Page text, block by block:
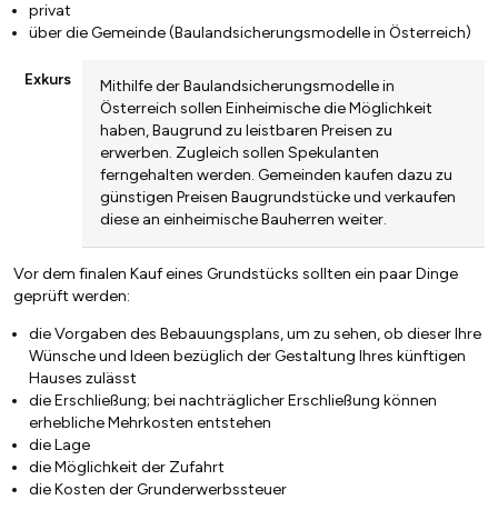
privat
über die Gemeinde (Baulandsicherungsmodelle in Österreich)
Exkurs
Mithilfe der Baulandsicherungsmodelle in
Österreich sollen Einheimische die Möglichkeit
haben, Baugrund zu leistbaren Preisen zu
erwerben. Zugleich sollen Spekulanten
ferngehalten werden. Gemeinden kaufen dazu zu
günstigen Preisen Baugrundstücke und verkaufen
diese an einheimische Bauherren weiter.
Vor dem finalen Kauf eines Grundstücks sollten ein paar Dinge
geprüft werden:
die Vorgaben des Bebauungsplans, um zu sehen, ob dieser Ihre
Wünsche und Ideen bezüglich der Gestaltung Ihres künftigen
Hauses zulässt
die Erschließung; bei nachträglicher Erschließung können
erhebliche Mehrkosten entstehen
die Lage
die Möglichkeit der Zufahrt
die Kosten der Grunderwerbssteuer